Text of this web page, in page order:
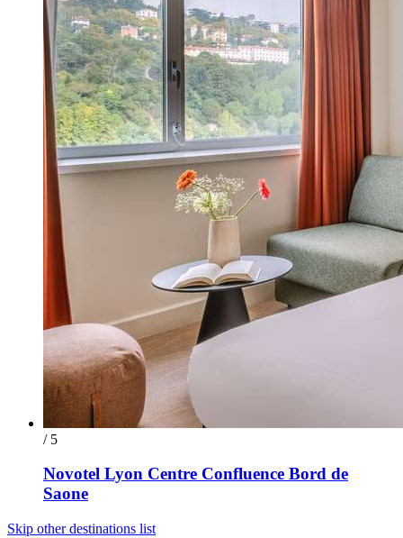
/ 5
Novotel Lyon Centre Confluence Bord de
Saone
Skip other destinations list